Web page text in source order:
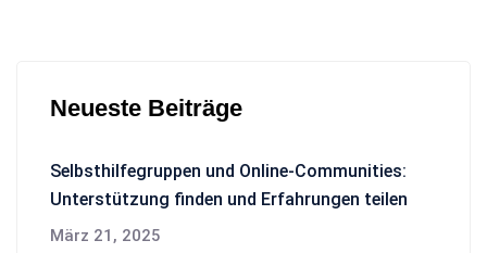
Neueste Beiträge
Selbsthilfegruppen und Online-Communities:
Unterstützung finden und Erfahrungen teilen
März 21, 2025